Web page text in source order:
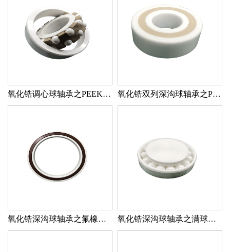
氧化锆调心球轴承之PEEK保持器 氧化锆双列深沟球轴承之PEEK密封
氧化锆深沟球轴承之氟橡胶密封 氧化锆深沟球轴承之满球无内径